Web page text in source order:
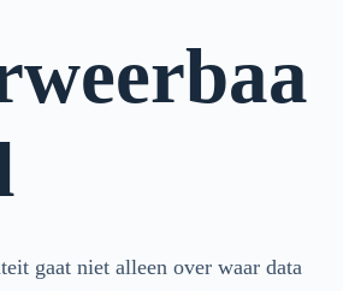
gaat niet alleen over waar data